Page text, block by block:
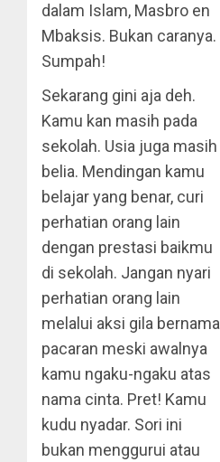
dalam Islam, Masbro en
Mbaksis. Bukan caranya.
Sumpah!
Sekarang gini aja deh.
Kamu kan masih pada
sekolah. Usia juga masih
belia. Mendingan kamu
belajar yang benar, curi
perhatian orang lain
dengan prestasi baikmu
di sekolah. Jangan nyari
perhatian orang lain
melalui aksi gila bernama
pacaran meski awalnya
kamu ngaku-ngaku atas
nama cinta. Pret! Kamu
kudu nyadar. Sori ini
bukan menggurui atau